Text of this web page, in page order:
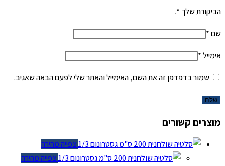
הביקורת שלך*
שם*
אימייל*
שמור בדפדפן זה את השם, האימייל והאתר שלי לפעם הבאה שאגיב.
מוצרים קשורים
צפייה מהירה
צפייה מהירה